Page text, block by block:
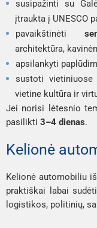
susipažinti su
įtraukta į UNESCO
pavaikštinėti
architektūra,
apsilankyti
sustoti vietiniuose
vietine kultūra ir
Jei norisi lėtesnio
pasilikti 3–4 dienas.
Kelionė
Kelionė automobiliu
praktiškai labai
logistikos, politinių,